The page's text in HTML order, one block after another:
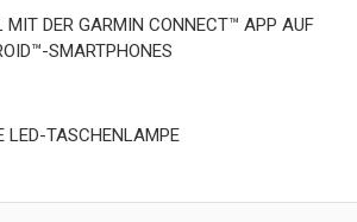
MIT DER GARMIN CONNECT™ APP AUF
SMARTPHONES
LED-TASCHENLAMPE